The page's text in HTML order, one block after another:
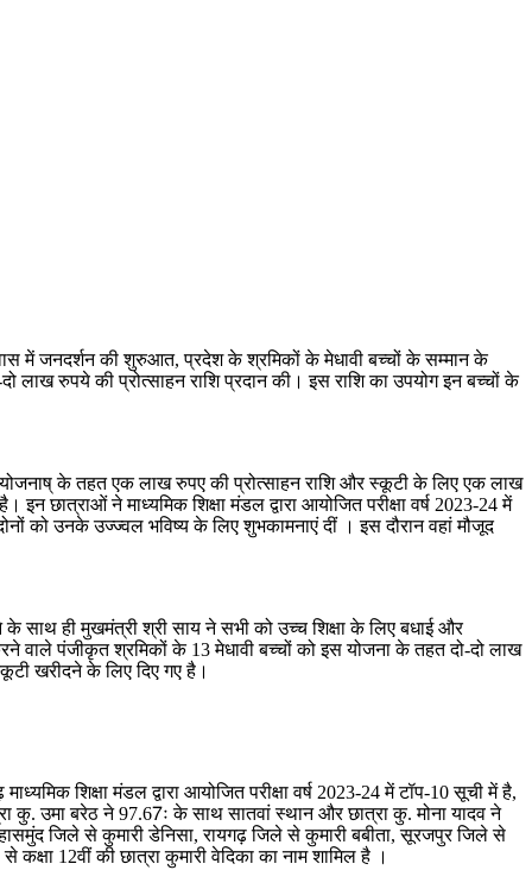
में जनदर्शन की शुरुआत, प्रदेश के श्रमिकों के मेधावी बच्चों के सम्मान के
लाख रुपये की प्रोत्साहन राशि प्रदान की। इस राशि का उपयोग इन बच्चों के
योजनाष् के तहत एक लाख रुपए की प्रोत्साहन राशि और स्कूटी के लिए एक लाख
छात्राओं ने माध्यमिक शिक्षा मंडल द्वारा आयोजित परीक्षा वर्ष 2023-24 में
को उनके उज्ज्वल भविष्य के लिए शुभकामनाएं दीं । इस दौरान वहां मौजूद
के साथ ही मुखमंत्री श्री साय ने सभी को उच्च शिक्षा के लिए बधाई और
वाले पंजीकृत श्रमिकों के 13 मेधावी बच्चों को इस योजना के तहत दो-दो लाख
खरीदने के लिए दिए गए है।
शिक्षा मंडल द्वारा आयोजित परीक्षा वर्ष 2023-24 में टॉप-10 सूची में है,
कु. उमा बरेठ ने 97.67ः के साथ सातवां स्थान और छात्रा कु. मोना यादव ने
जिले से कुमारी डेनिसा, रायगढ़ जिले से कुमारी बबीता, सूरजपुर जिले से
12वीं की छात्रा कुमारी वेदिका का नाम शामिल है ।